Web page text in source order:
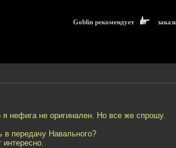
Goblin рекомендует
нефига не оригинален. Но все же спрошу.
в передачу Навального?